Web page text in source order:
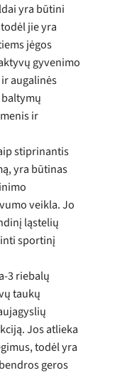
yra būtini
jie yra
jėgos
gyvenimo
augalinės
ir
stiprinantis
yra būtinas
veikla. Jo
ląstelių
sportinį
3 riebalų
taukų
Jos atlieka
todėl yra
geros